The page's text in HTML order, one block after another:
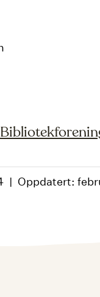
Oppdatert: